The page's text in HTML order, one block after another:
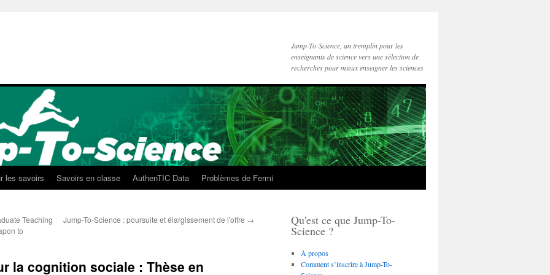
Jump-To-Science, un tremplin pour les
enseignants de science vers une sélection de
recherches pour mieux enseigner les sciences
les savoirs Savoirs en classe AuthenTIC Data Problèmes de Fermi
Teaching
to
Jump-To-Science : poursuite et élargissement de l'offre →
la cognition sociale : Thèse en
Qu'est ce que Jump-To-
Science ?
À propos
Comment s’inscrire à Jump-To-